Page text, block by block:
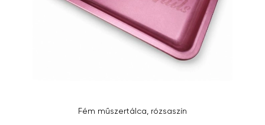
Fém műszertálca, rózsaszín